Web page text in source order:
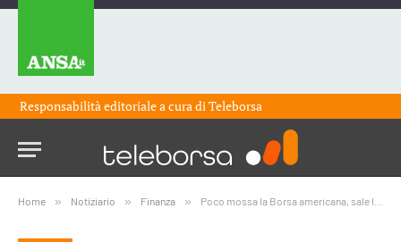
Responsabilità editoriale a cura diTeleborsa
Home » Notiziario » Finanza » Poco mossa la Borsa americana, sale l’attesa per i verbali della FED